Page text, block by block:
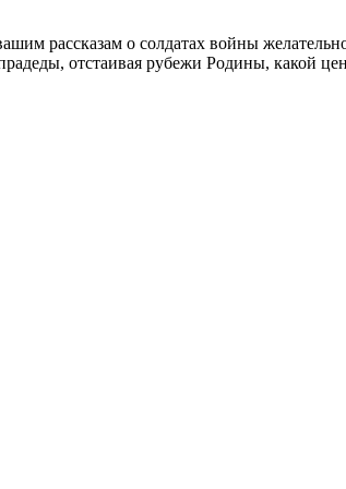
рассказам о солдатах войны
отстаивая рубежи Родины, какой